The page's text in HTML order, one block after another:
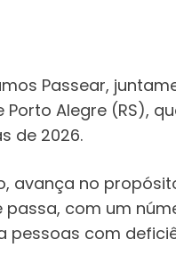
Passear,
Porto Alegre (RS),
de 2026.
avança no
com um
pessoas com